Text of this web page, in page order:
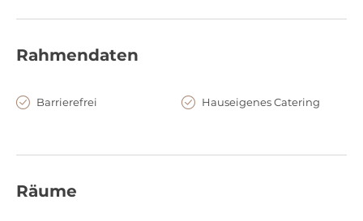
Rahmendaten
Barrierefrei Hauseigenes Catering
Räume